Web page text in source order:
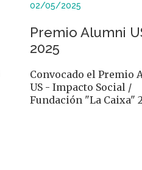
02/05/2025
Premio Alumni
2025
Convocado el Premio
US - Impacto Social /
Fundación "La Caixa"